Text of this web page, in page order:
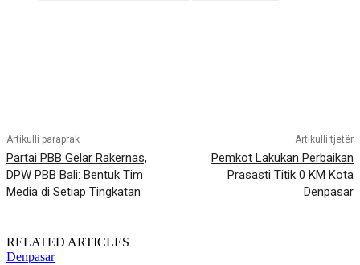
Artikulli paraprak
Partai PBB Gelar Rakernas,
DPW PBB Bali: Bentuk Tim
Media di Setiap Tingkatan
Artikulli tjetër
Pemkot Lakukan Perbaikan
Prasasti Titik 0 KM Kota
Denpasar
RELATED ARTICLES
Denpasar